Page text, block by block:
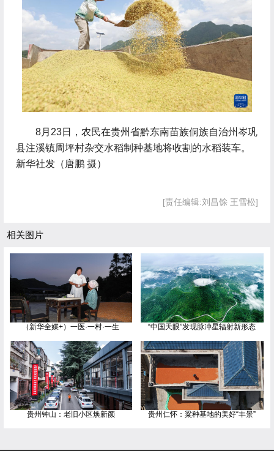
8月23日，农民在贵州省黔东南苗族侗族自治州岑巩
县注溪镇周坪村杂交水稻制种基地将收割的水稻装车。
新华社发（唐鹏 摄）
[责任编辑:刘昌馀 王雪松]
相关图片
（新华全媒+）一医·一村·一生 “中国天眼”发现脉冲星辐射新形态
贵州钟山：老旧小区焕新颜 贵州仁怀：粱种基地的美好“丰景”